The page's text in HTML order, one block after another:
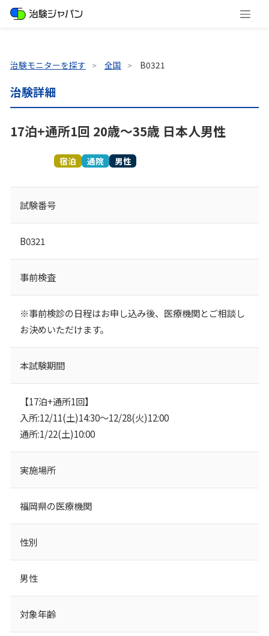
治験モニターを探す 全国 B0321
治験詳細
17泊+通所1回 20歳～35歳 日本人男性
宿泊 通院 男性
試験番号
B0321
事前検査
※事前検診の日程はお申し込み後、医療機関とご相談し
お決めいただけます。
本試験期間
【17泊+通所1回】
入所:12/11(土)14:30～12/28(火)12:00
通所:1/22(土)10:00
実施場所
福岡県の医療機関
性別
男性
対象年齢